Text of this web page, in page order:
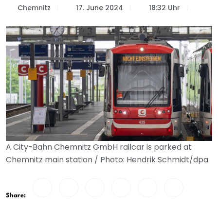
Chemnitz 17. June 2024 18:32 Uhr
A City-Bahn Chemnitz GmbH railcar is parked at
Chemnitz main station / Photo: Hendrik Schmidt/dpa
Share: